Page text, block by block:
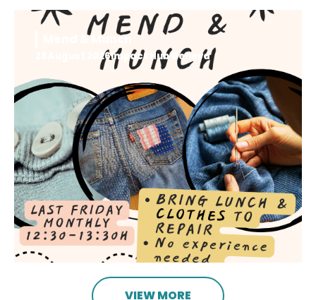
Mend & Munch
28 August 2026Impact Hub Geneva
VIEW MORE